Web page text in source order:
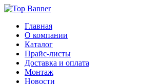
Главная
О компании
Каталог
Прайс-листы
Доставка и оплата
Монтаж
Новости